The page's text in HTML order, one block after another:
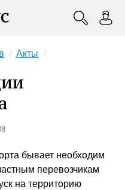
Акты
бывает необходим
перевозчикам
на территорию